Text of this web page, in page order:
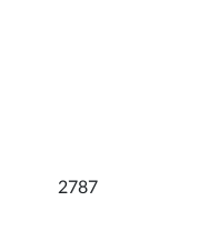
2787